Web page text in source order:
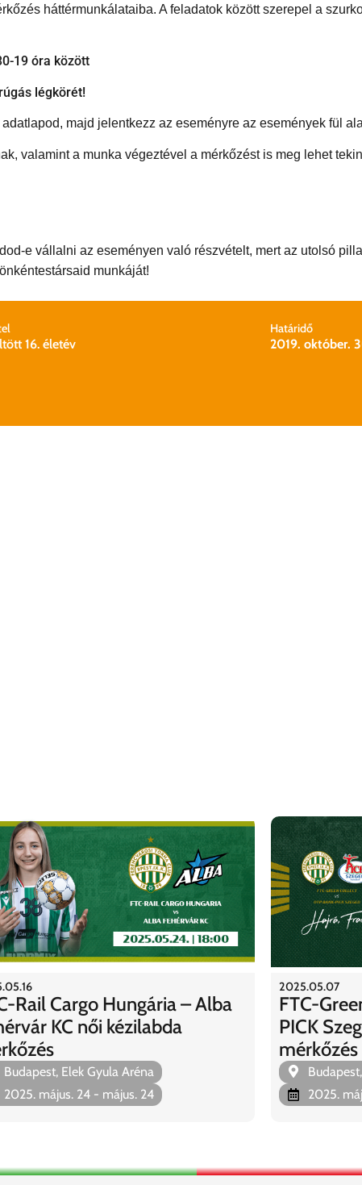
háttérmunkálataiba. A feladatok között szerepel a
19 óra között
légkörét!
majd jelentkezz az eseményre az események fül
valamint a munka végeztével a mérkőzést is meg lehet
e vállalni az eseményen való részvételt, mert az utolsó
munkáját!
16. életév
Határidő
2019. október.
Rail Cargo Hungária – Alba
KC női kézilabda
Budapest, Elek Gyula Aréna
2025. május. 24 - május. 24
2025.05.07
FTC-
PICK
mérkőzés
2025.